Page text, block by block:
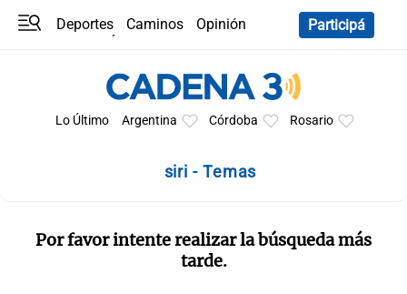
Deportes Caminos
Opinión
Participá
Lo Último Argentina Córdoba Rosario
siri - Temas
Por favor intente realizar la búsqueda más
tarde.